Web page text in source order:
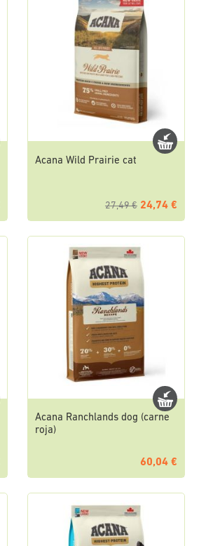
Acana Wild Prairie cat
27,49 € 24,74 €
Acana Ranchlands dog (carne
roja)
60,04 €